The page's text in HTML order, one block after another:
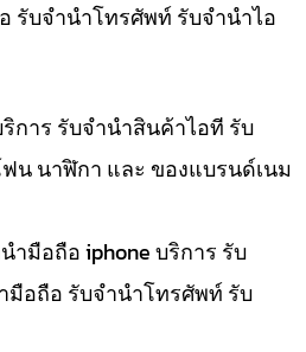
รับจำนำโทรศัพท์ รับจำนำไอ
การ รับจำนำสินค้าไอที รับ
น นาฬิกา และ ของแบรนด์เนม
ำมือถือ iphone บริการ รับ
อถือ รับจำนำโทรศัพท์ รับ